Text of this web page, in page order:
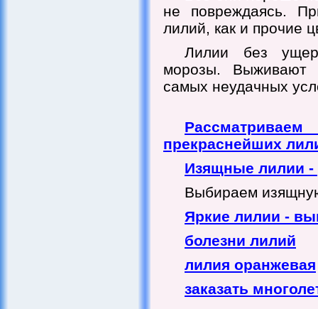
не повреждаясь.
лилий, как и прочие
Лилии без
морозы. Выживают
самых неудачных
прекраснейших
Изящные лилии -
Выбираем
Яркие лилии -
болезни лилий
лилия оранжевая
заказать